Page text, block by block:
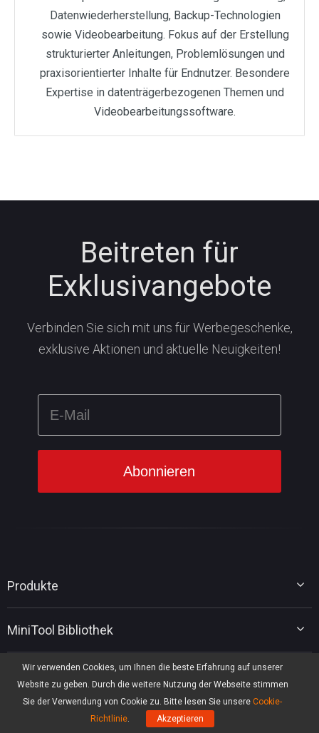
Datenwiederherstellung, Backup-Technologien
sowie Videobearbeitung. Fokus auf der Erstellung
strukturierter Anleitungen, Problemlösungen und
praxisorientierter Inhalte für Endnutzer. Besondere
Expertise in datenträgerbezogenen Themen und
Videobearbeitungssoftware.
Wir verwenden Cookies, um Ihnen die beste Erfahrung auf unserer
Website zu geben. Durch die weitere Nutzung der Webseite stimmen
Sie der Verwendung von Cookie zu. Bitte lesen Sie unsere Cookie-
Richtlinie. Akzeptieren
Beitreten für
Exklusivangebote
Verbinden Sie sich mit uns für Werbegeschenke,
exklusive Aktionen und aktuelle Neuigkeiten!
Produkte
MiniTool Power Data Recovery
MiniTool ShadowMaker
MiniTool System Booster
MiniTool PDF Editor
MiniTool MovieMaker
MiniTool uTube Downloader
MiniTool Bibliothek
Heiße IT-Lösungen
Upgrade von Windows 10 auf Windows 11
MiniTool-Nachrichtencenter